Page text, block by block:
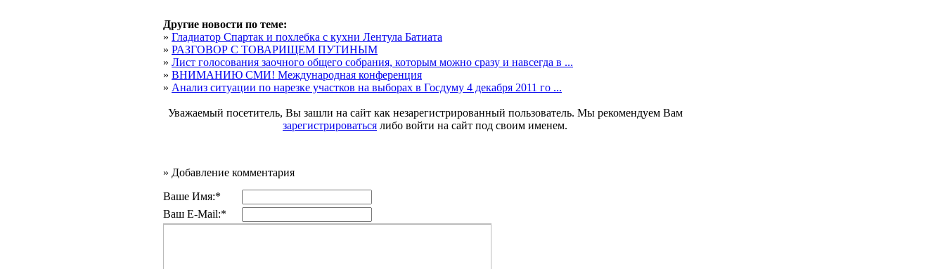
Другие новости по теме:
» Гладиатор Спартак и похлебка с кухни Лентула Батиата
» РАЗГОВОР С ТОВАРИЩЕМ ПУТИНЫМ
» Лист голосования заочного общего собрания, которым можно сразу и навсегда в ...
» ВНИМАНИЮ СМИ! Международная конференция
» Анализ ситуации по нарезке участков на выборах в Госдуму 4 декабря 2011 го ...
Уважаемый посетитель, Вы зашли на сайт как незарегистрированный пользователь. Мы рекомендуем Вам
зарегистрироваться либо войти на сайт под своим именем.
» Добавление комментария
Ваше Имя:*
Ваш E-Mail:*